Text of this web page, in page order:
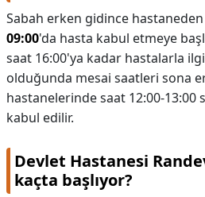
Sabah erken gidince hastaneden
09:00'da hasta kabul etmeye
saat 16:00'ya kadar hastalarla
olduğunda mesai saatleri sona
hastanelerinde saat 12:00-13:00
kabul edilir.
Devlet Hastanesi
kaçta başlıyor?